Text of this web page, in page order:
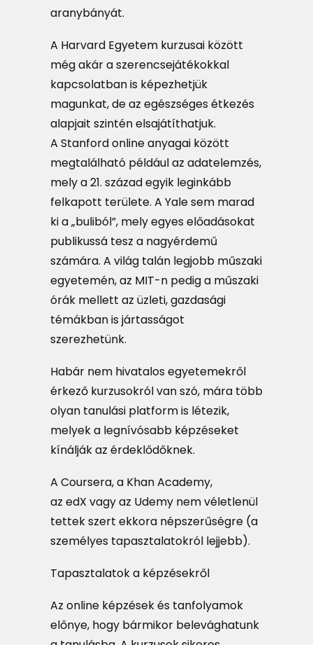
aranybányát.
A Harvard Egyetem kurzusai között
még akár a szerencsejátékokkal
kapcsolatban is képezhetjük
magunkat, de az egészséges étkezés
alapjait szintén elsajátíthatjuk.
A Stanford online anyagai között
megtalálható például az adatelemzés,
mely a 21. század egyik leginkább
felkapott területe. A Yale sem marad
ki a „buliból”, mely egyes előadásokat
publikussá tesz a nagyérdemű
számára. A világ talán legjobb műszaki
egyetemén, az MIT-n pedig a műszaki
órák mellett az üzleti, gazdasági
témákban is jártasságot
szerezhetünk.
Habár nem hivatalos egyetemekről
érkező kurzusokról van szó, mára több
olyan tanulási platform is létezik,
melyek a legnívósabb képzéseket
kínálják az érdeklődőknek.
A Coursera, a Khan Academy,
az edX vagy az Udemy nem véletlenül
tettek szert ekkora népszerűségre (a
személyes tapasztalatokról lejjebb).
Tapasztalatok a képzésekről
Az online képzések és tanfolyamok
előnye, hogy bármikor belevághatunk